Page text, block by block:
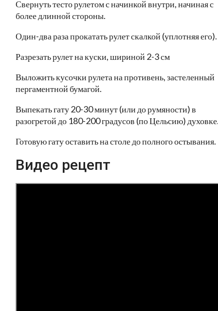
Свернуть тесто рулетом с начинкой внутри, начиная с
более длинной стороны.
Один-два раза прокатать рулет скалкой (уплотняя его).
Разрезать рулет на куски, шириной 2-3 см
Выложить кусочки рулета на противень, застеленный
пергаментной бумагой.
Выпекать гату 20-30 минут (или до румяности) в
разогретой до 180-200 градусов (по Цельсию)
Готовую гату оставить на столе до полного остывания.
Видео рецепт